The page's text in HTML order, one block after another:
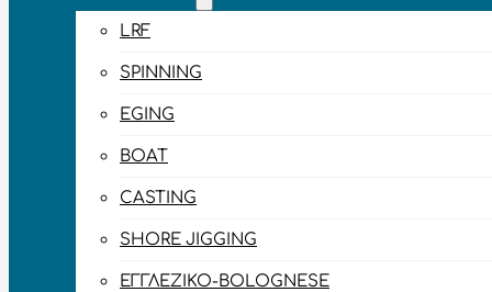
LRF
SPINNING
EGING
BOAT
CASTING
SHORE JIGGING
ΕΓΓΛΈΖΙΚΟ-BOLOGNESE